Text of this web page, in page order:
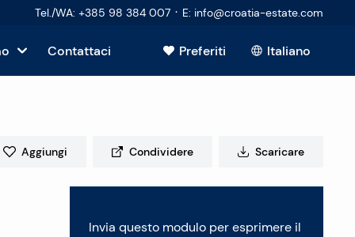
Tel./WA: +385 98 384 007 · E: info@croatia-estate.com
Contattaci Preferiti Italiano
Mostra tutto
Aggiungi Condividere Scaricare
Invia questo modulo per esprimere il